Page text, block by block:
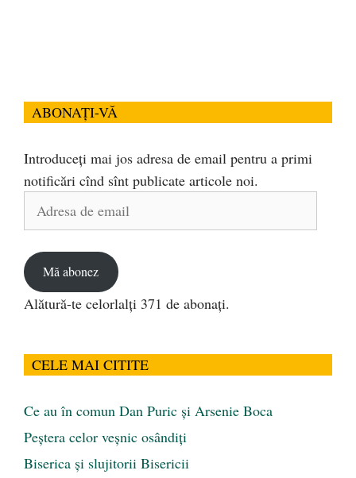
ABONAȚI-VĂ
Introduceți mai jos adresa de email pentru a primi
notificări cînd sînt publicate articole noi.
Mă abonez
Alătură-te celorlalți 371 de abonați.
CELE MAI CITITE
Ce au în comun Dan Puric şi Arsenie Boca
Peştera celor veşnic osândiţi
Biserica și slujitorii Bisericii